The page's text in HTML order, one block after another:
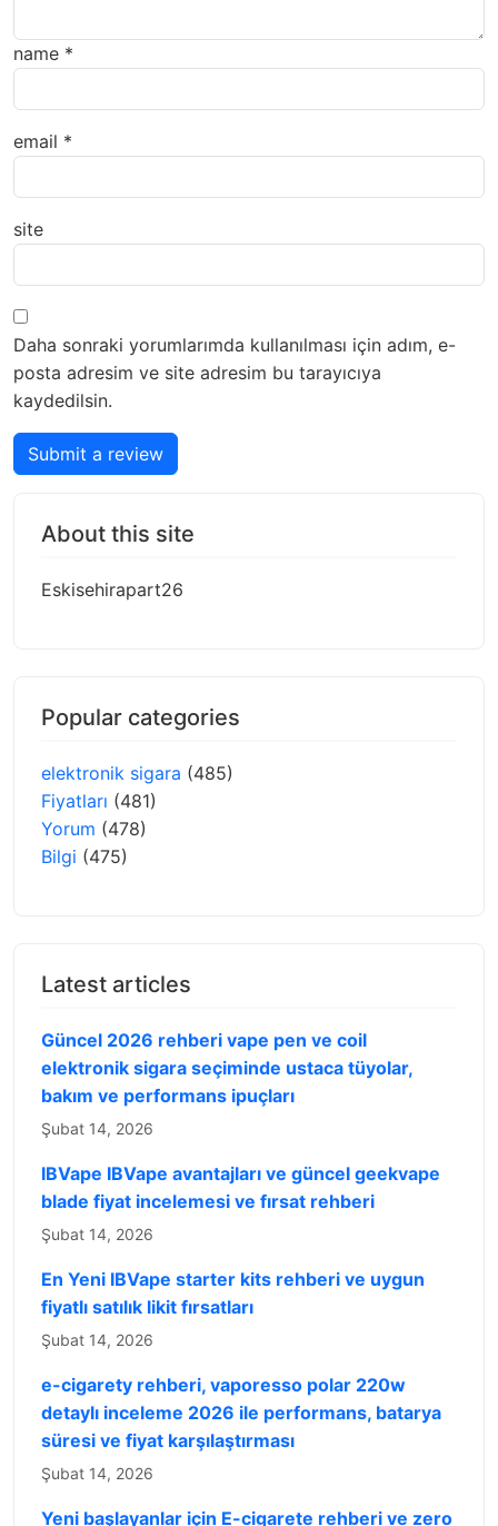
name *
email *
site
Daha sonraki yorumlarımda kullanılması için adım, e-
posta adresim ve site adresim bu tarayıcıya
kaydedilsin.
Submit a review
About this site
Eskisehirapart26
Popular categories
elektronik sigara (485)
Fiyatları (481)
Yorum (478)
Bilgi (475)
Latest articles
Güncel 2026 rehberi vape pen ve coil
elektronik sigara seçiminde ustaca tüyolar,
bakım ve performans ipuçları
Şubat 14, 2026
IBVape IBVape avantajları ve güncel geekvape
blade fiyat incelemesi ve fırsat rehberi
Şubat 14, 2026
En Yeni IBVape starter kits rehberi ve uygun
fiyatlı satılık likit fırsatları
Şubat 14, 2026
e-cigarety rehberi, vaporesso polar 220w
detaylı inceleme 2026 ile performans, batarya
süresi ve fiyat karşılaştırması
Şubat 14, 2026
Yeni başlayanlar için E-cigarete rehberi ve zero